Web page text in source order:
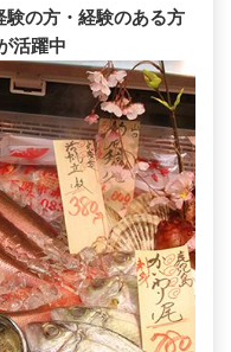
験の方・経験のある方
活躍中